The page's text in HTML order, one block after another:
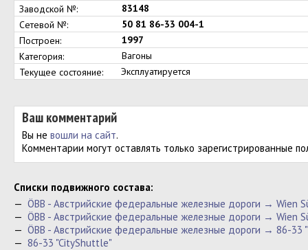
Заводской №:
83148
Сетевой №:
50 81 86-33 004-1
Построен:
1997
Категория:
Вагоны
Текущее состояние:
Эксплуатируется
Ваш комментарий
Вы не вошли на сайт.
Комментарии могут оставлять только зарегистрированные
Cписки подвижного состава:
— ÖBB - Австрийские федеральные железные дороги → Wien
— ÖBB - Австрийские федеральные железные дороги → Wien
— ÖBB - Австрийские федеральные железные дороги → 86-33
— 86-33 "CityShuttle"